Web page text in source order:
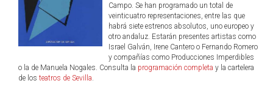
Campo. Se han programado un total de
veinticuatro representaciones, entre las que
habrá siete estrenos absolutos, uno europeo y
otro andaluz. Estarán presentes artistas como
Israel Galván, Irene Cantero o Fernando Romero
y compañías como Producciones Imperdibles
o la de Manuela Nogales. Consulta la programación completa y la cartelera
de los teatros de Sevilla.